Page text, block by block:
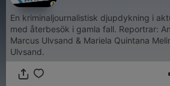
En kriminaljournalistisk djupdykning i
med återbesök i gamla fall. Reportrar:
Marcus Ulvsand & Mariela Quintana
Ulvsand.